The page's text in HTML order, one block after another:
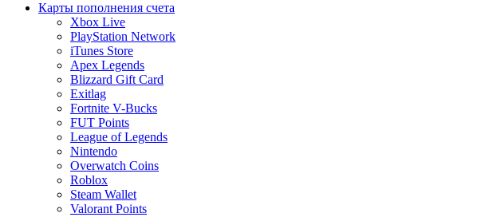
Карты пополнения счета
Xbox Live
PlayStation Network
iTunes Store
Apex Legends
Blizzard Gift Card
Exitlag
Fortnite V-Bucks
FUT Points
League of Legends
Nintendo
Overwatch Coins
Roblox
Steam Wallet
Valorant Points